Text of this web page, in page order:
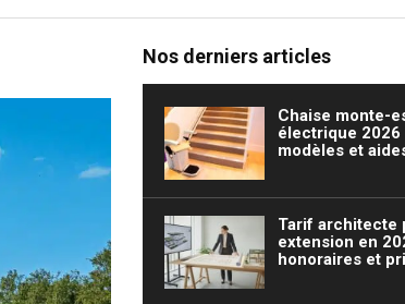
Nos derniers articles
Chaise monte-
électrique 2026
modèles et
Tarif architecte
extension en
honoraires et